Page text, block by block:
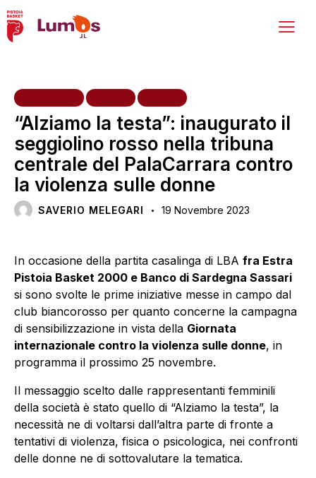
“Alziamo la testa”: inaugurato il
seggiolino rosso nella tribuna
centrale del PalaCarrara contro
la violenza sulle donne
SAVERIO MELEGARI 19 Novembre 2023
In occasione della partita casalinga di LBA fra Estra
Pistoia Basket 2000 e Banco di Sardegna Sassari
si sono svolte le prime iniziative messe in campo dal
club biancorosso per quanto concerne la campagna
di sensibilizzazione in vista della Giornata
internazionale contro la violenza sulle donne, in
programma il prossimo 25 novembre.
Il messaggio scelto dalle rappresentanti femminili
della società è stato quello di “Alziamo la testa”, la
necessità ne di voltarsi dall’altra parte di fronte a
tentativi di violenza, fisica o psicologica, nei confronti
delle donne ne di sottovalutare la tematica.